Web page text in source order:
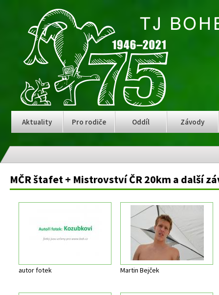
Aktuality Pro rodiče Oddíl Závody
MČR štafet + Mistrovství ČR 20km a další
autor fotek Martin Bejček